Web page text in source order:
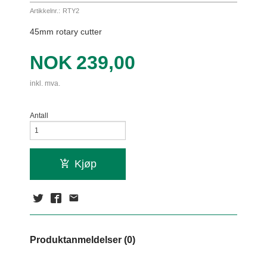
Artikkelnr.: RTY2
45mm rotary cutter
Pris
NOK 239,00
inkl. mva.
Antall
Kjøp
Produktanmeldelser (0)